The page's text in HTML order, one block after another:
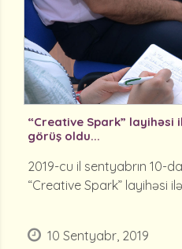
“Creative Spark” layihəsi
görüş oldu...
2019-cu il sentyabrın 10-
“Creative Spark” layihəsi ilə
10 Sentyabr, 2019